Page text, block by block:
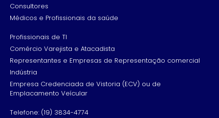
Consultores
Médicos e Profissionais da saúde
Profissionais de TI
Comércio Varejista e Atacadista
Representantes e Empresas de Representação comercial
Indústria
Empresa Credenciada de Vistoria (ECV) ou de
Emplacamento Veícular
Telefone: (19) 3834-4774